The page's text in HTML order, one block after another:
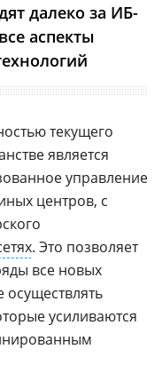
далеко за ИБ-
аспекты
текущего
является
управление
центров, с
. Это позволяет
все новых
осуществлять
усиливаются